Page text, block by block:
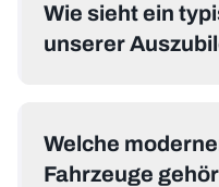
Wie sieht ein
unserer
Welche
Fahrzeuge